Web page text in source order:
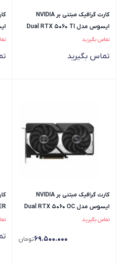
کارت گرافیک مبتنی بر NVIDIA
ایسوس مدل Dual RTX 5060 TI
OC 8GB
تماس بگیرید
تماس بگیرید
کارت گرافیک مبتنی بر NVIDIA
ایسوس مدل Dual RTX 5060 OC
8GB
تماس بگیرید
69.500.000تومان